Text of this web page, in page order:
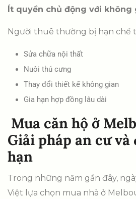
Ít quyền chủ động với không
Người thuê thường bị hạn chế
Sửa chữa nội thất
Nuôi thú cưng
Thay đổi thiết kế không gian
Gia hạn hợp đồng lâu dài
Mua căn hộ ở
Giải pháp an cư
hạn
Trong những năm gần đây,
Việt lựa chọn mua nhà ở